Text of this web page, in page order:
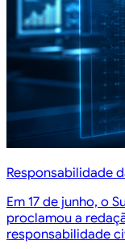
Responsabilidade
Em 17 de junho, o
proclamou a
responsabilidade